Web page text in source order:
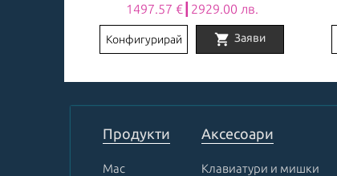
1497.57 €┃2929.00 лв.
Конфигурирай shopping_cart Заяви
1
Продукти
Mac
Аксесоари
Клавиатури и мишки